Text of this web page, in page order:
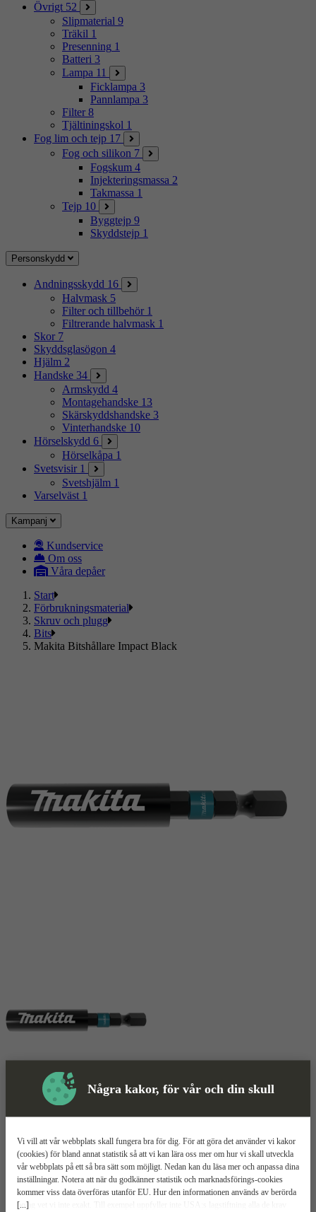
Några kakor, för vår och din skull
[...]
Vi vill att vår webbplats skall fungera bra för dig. För att göra det använder vi kakor
(cookies) för bland annat statistik så att vi kan lära oss mer om hur vi skall utveckla
vår webbplats på ett så bra sätt som möjligt. Nedan kan du läsa mer och anpassa dina
inställningar. Notera att när du godkänner statistik och marknadsförings-cookies
kommer viss data överföras utanför EU. Hur den informationen används av berörda
bolag vet vi inte exakt. Till exempel uppfyller inte USA:s lagstiftning alla de krav
Övrigt 52
Slipmaterial 9
Träkil 1
Presenning 1
Batteri 3
Lampa 11
Ficklampa 3
Pannlampa 3
Filter 8
Tjältiningskol 1
Fog lim och tejp 17
Fog och silikon 7
Fogskum 4
Injekteringsmassa 2
Takmassa 1
Tejp 10
Byggtejp 9
Skyddstejp 1
Personskydd
Andningsskydd 16
Halvmask 5
Filter och tillbehör 1
Filtrerande halvmask 1
Skor 7
Skyddsglasögon 4
Hjälm 2
Handske 34
Armskydd 4
Montagehandske 13
Skärskyddshandske 3
Vinterhandske 10
Hörselskydd 6
Hörselkåpa 1
Svetsvisir 1
Svetshjälm 1
Varselväst 1
Kampanj
Kundservice
Om oss
Våra depåer
Start
Förbrukningsmaterial
Skruv och plugg
Bits
Makita Bitshållare Impact Black
Bitshållare
Makita Impact Black
Klassisk bitshållare
Magnetfäste
För slagskruvdragare